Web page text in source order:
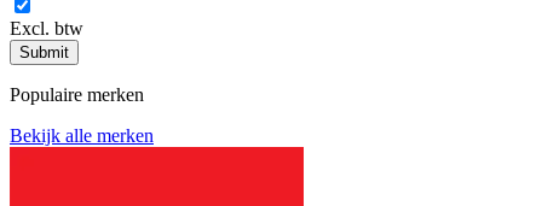
Excl. btw
Submit
Populaire merken
Bekijk alle merken